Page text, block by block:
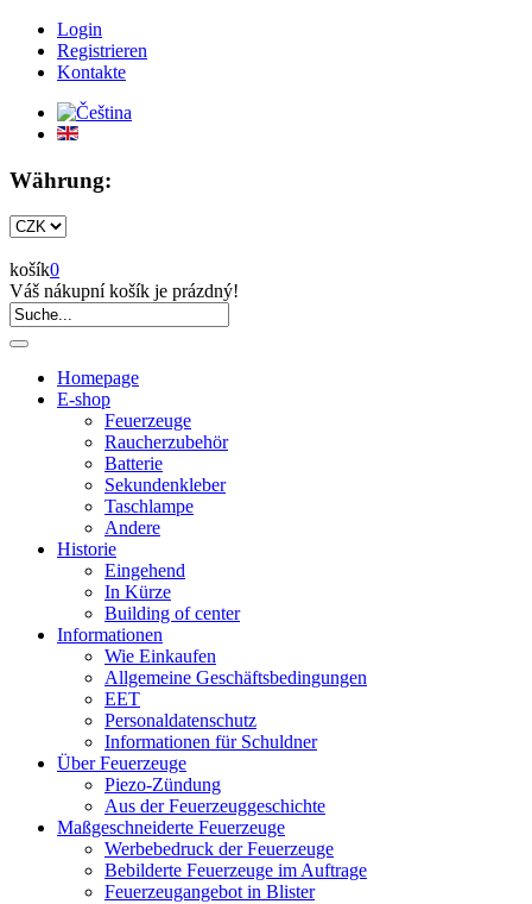
Login
Registrieren
Kontakte
Währung:
košík0
Váš nákupní košík je prázdný!
Homepage
E-shop
Feuerzeuge
Raucherzubehör
Batterie
Sekundenkleber
Taschlampe
Andere
Historie
Eingehend
In Kürze
Building of center
Informationen
Wie Einkaufen
Allgemeine Geschäftsbedingungen
EET
Personaldatenschutz
Informationen für Schuldner
Über Feuerzeuge
Piezo-Zündung
Aus der Feuerzeuggeschichte
Maßgeschneiderte Feuerzeuge
Werbebedruck der Feuerzeuge
Bebilderte Feuerzeuge im Auftrage
Feuerzeugangebot in Blister